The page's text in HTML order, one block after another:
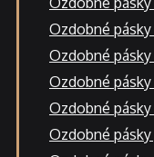
Ozdobné pásky
Ozdobné pásky
Ozdobné pásky
Ozdobné
Ozdobné pásky